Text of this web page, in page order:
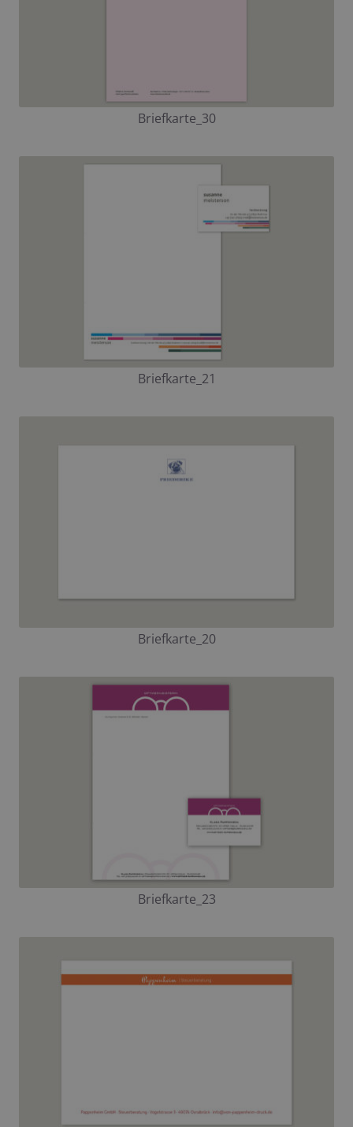
Briefkarte_30
Briefkarte_21
Briefkarte_20
Briefkarte_23